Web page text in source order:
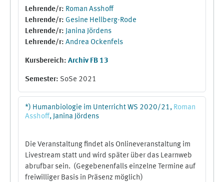
Lehrende/r: Roman Asshoff
Lehrende/r: Gesine Hellberg-Rode
Lehrende/r: Janina Jördens
Lehrende/r: Andrea Ockenfels
Kursbereich: Archiv FB 13
Semester: SoSe 2021
*) Humanbiologie im Unterricht WS 2020/21, Roman
Asshoff, Janina Jördens
Die Veranstaltung findet als Onlineveranstaltung im
Livestream statt und wird später über das Learnweb
abrufbar sein. (Gegebenenfalls einzelne Termine auf
freiwilliger Basis in Präsenz möglich)